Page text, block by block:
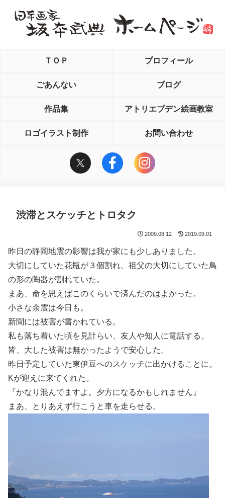
ＴＯＰ プロフィール
ごあんない ブログ
作品集 アトリエブデン絵画教室
ロゴイラスト制作 お問い合わせ
渋滞とスケッチとトロタク
2009.08.12 2019.09.01
昨日の静岡地震の影響は我が家にも少しありました。
大切にしていた花瓶が３個割れ、祖父の大切にしていた鳥
の形の陶器が割れていた。
まあ、命を思えばこのくらいで済んだのはよかった。
小さな余震は今日も。
新聞には被害が書かれている。
私も落ち着いた頃を見計らい、友人や知人に電話する。
皆、大した被害は無かったようで安心した。
昨日予定していた東伊豆へのスケッチに出かけることに。
Kが迎えに来てくれた。
『かなり混んでますよ。夕方になるかもしれません』
まあ、とりあえず行こうと車を走らせる。